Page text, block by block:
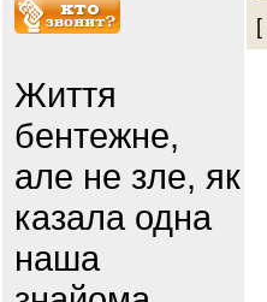
Життя
бентежне,
але не зле, як
казала одна
наша
[